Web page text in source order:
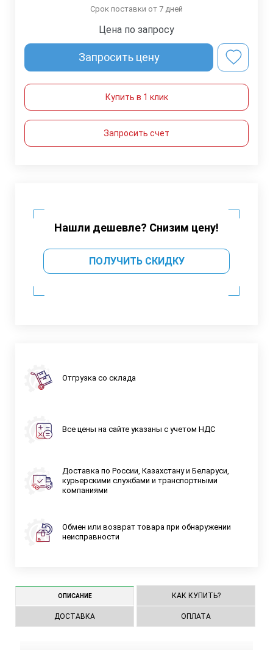
Срок поставки от 7 дней
Цена по запросу
Запросить цену
Купить в 1 клик
Запросить счет
Нашли дешевле? Снизим цену!
ПОЛУЧИТЬ СКИДКУ
Отгрузка со склада
Все цены на сайте указаны с учетом НДС
Доставка по России, Казахстану и Беларуси,
курьерскими службами и транспортными
компаниями
Обмен или возврат товара при обнаружении
неисправности
ОПИСАНИЕ КАК КУПИТЬ?
ДОСТАВКА ОПЛАТА